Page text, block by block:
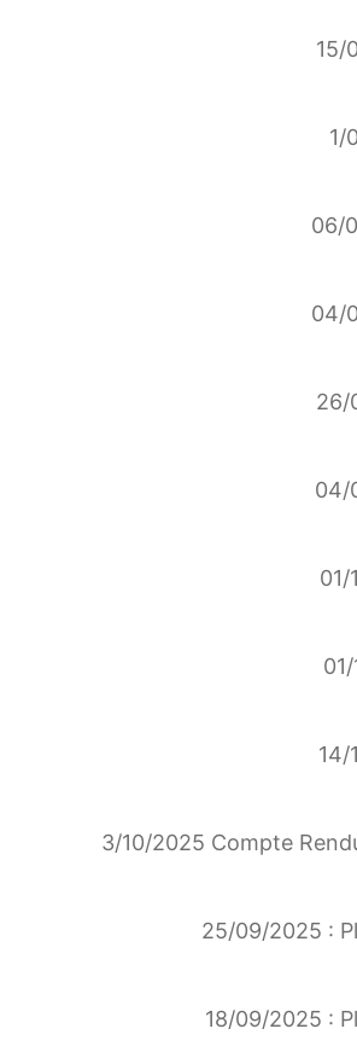
15/
1/
06/
04/
26/
04/
01/
14/
3/10/2025 Compte
25/09/2025 :
18/09/2025 :